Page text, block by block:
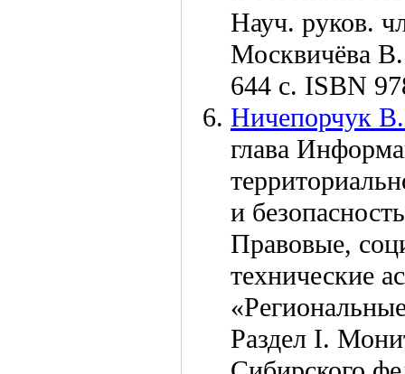
Науч. руков.
Москвичёва
644 с. ISBN
Ничепорчук
глава
и
Правовые,
технические
Раздел I.